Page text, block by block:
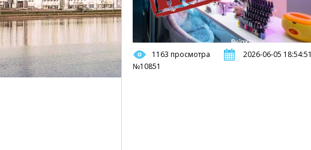
1163 просмотра
2026-06-05 18:54:51
№10851